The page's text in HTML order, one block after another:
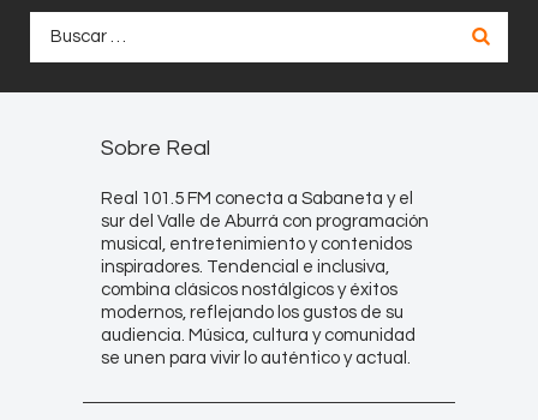
Sobre Real
Real 101.5 FM conecta a Sabaneta y el
sur del Valle de Aburrá con programación
musical, entretenimiento y contenidos
inspiradores. Tendencial e inclusiva,
combina clásicos nostálgicos y éxitos
modernos, reflejando los gustos de su
audiencia. Música, cultura y comunidad
se unen para vivir lo auténtico y actual.